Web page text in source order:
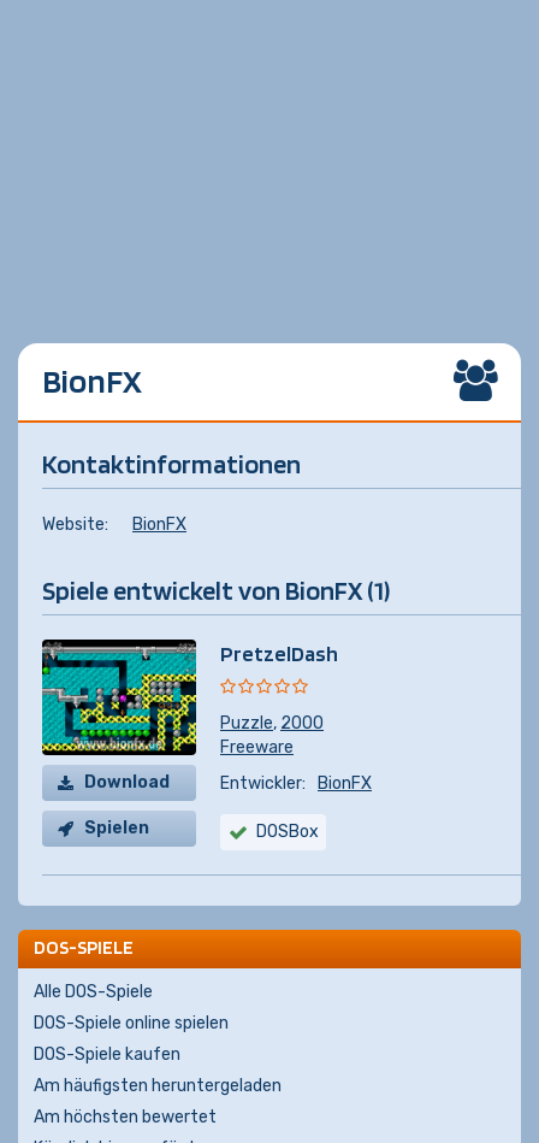
BionFX
Kontaktinformationen
Website: BionFX
Spiele entwickelt von BionFX (1)
Download
Spielen
PretzelDash
Puzzle, 2000
Freeware
Entwickler:
BionFX
DOSBox
DOS-SPIELE
Alle DOS-Spiele
DOS-Spiele online spielen
DOS-Spiele kaufen
Am häufigsten heruntergeladen
Am höchsten bewertet